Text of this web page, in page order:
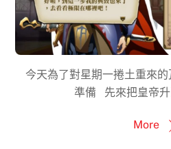
今天為了對星期一捲土重來
準備 先來把皇帝
More